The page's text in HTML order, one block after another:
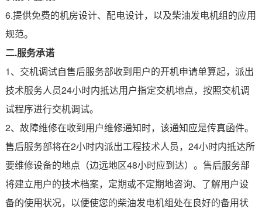
6.提供免费的机房设计、配电设计，以及柴油发电机组的应用
规范。
二.服务承诺
1、交机调试自售后服务部收到用户的开机申请单算起，派出
技术服务人员24小时内抵达用户指定交机地点，按照交机调
试程序进行交机调试。
2、故障维修在收到用户维修通知时，该通知应是传真函件。
售后服务部将在2小时内派出工程技术人员，24小时内抵达所
要维修设备的地点（边远地区48小时应到达）。售后服务部
将建立用户的技术档案，定期或不定期地咨询、了解用户设
备的使用状况，以便使您的柴油发电机组处在良好的备用状